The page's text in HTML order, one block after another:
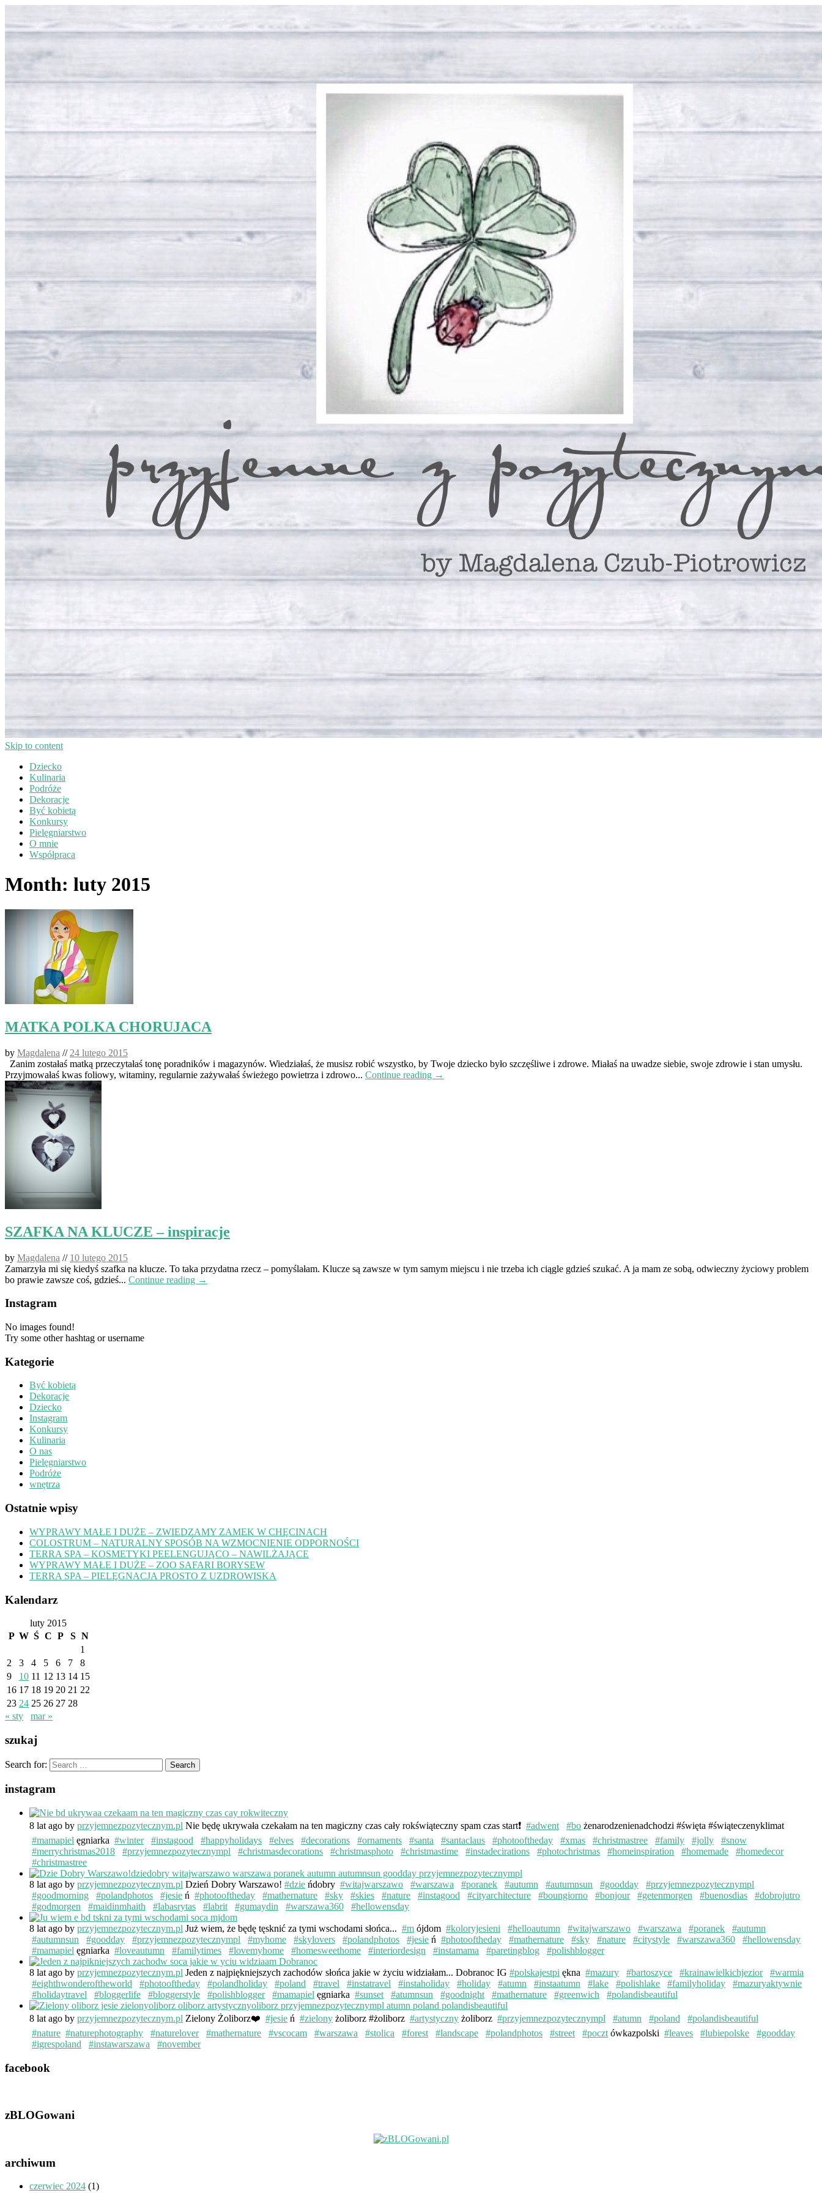
Skip to content
Dziecko
Kulinaria
Podróże
Dekoracje
Być kobietą
Konkursy
Pielęgniarstwo
O mnie
Współpraca
Month: luty 2015
MATKA POLKA CHORUJACA
by Magdalena // 24 lutego 2015
Zanim zostałaś matką przeczytałaś tonę poradników i magazynów. Wiedziałaś, że musisz robić wszystko, by Twoje dziecko było szczęśliwe i zdrowe. Miałaś na uwadze siebie, swoje zdrowie i stan umysłu.
Przyjmowałaś kwas foliowy, witaminy, regularnie zażywałaś świeżego powietrza i zdrowo... Continue reading →
SZAFKA NA KLUCZE – inspiracje
by Magdalena // 10 lutego 2015
Zamarzyła mi się kiedyś szafka na klucze. To taka przydatna rzecz – pomyślałam. Klucze są zawsze w tym samym miejscu i nie trzeba ich ciągle gdzieś szukać. A ja mam ze sobą, odwieczny życiowy problem
bo prawie zawsze coś, gdzieś... Continue reading →
Instagram
No images found!
Try some other hashtag or username
Kategorie
Być kobietą
Dekoracje
Dziecko
Instagram
Konkursy
Kulinaria
O nas
Pielęgniarstwo
Podróże
wnętrza
Ostatnie wpisy
WYPRAWY MAŁE I DUŻE – ZWIEDZAMY ZAMEK W CHĘCINACH
COLOSTRUM – NATURALNY SPOSÓB NA WZMOCNIENIE ODPORNOŚCI
TERRA SPA – KOSMETYKI PEELENGUJĄCO – NAWILŻAJĄCE
WYPRAWY MAŁE I DUŻE – ZOO SAFARI BORYSEW
TERRA SPA – PIELĘGNACJA PROSTO Z UZDROWISKA
Kalendarz
luty 2015
P W Ś C P S N
1
2
3 4 5 6 7
8
9
10 11 12 13 14 15
16 17 18 19 20 21 22
23 24 25 26 27 28
« sty
mar »
szukaj
Search for:
instagram
8 lat ago by przyjemnezpozytecznym.pl Nie będę ukrywała czekałam na ten magiczny czas cały rokświąteczny spam czas start❗️ #adwent #bo żenarodzenienadchodzi #święta #świąteczenyklimat
#mamapiel ęgniarka #winter #instagood #happyholidays #elves #decorations #ornaments #santa #santaclaus #photooftheday #xmas #christmastree #family #jolly
#snow
#merrychristmas2018
#przyjemnezpozytecznympl #christmasdecorations #christmasphoto #christmastime #instadecirations #photochristmas #homeinspiration #homemade
#homedecor
#christmastree
8 lat ago by przyjemnezpozytecznym.pl Dzień Dobry Warszawo! #dzie ńdobry #witajwarszawo #warszawa #poranek #autumn #autumnsun #goodday
#przyjemnezpozytecznympl
#goodmorning
#polandphotos #jesie ń #photooftheday #mathernature #sky #skies #nature #instagood #cityarchitecture #boungiorno #bonjour #getenmorgen #buenosdias
#dobrojutro
#godmorgen
#maidinmhaith #labasrytas #labrit #gumaydin #warszawa360 #hellowensday
8 lat ago by przyjemnezpozytecznym.pl Już wiem, że będę tęsknić za tymi wschodami słońca... #m ójdom #koloryjesieni #helloautumn #witajwarszawo #warszawa #poranek
#autumn
#autumnsun
#goodday #przyjemnezpozytecznympl #myhome #skylovers #polandphotos #jesie ń #photooftheday #mathernature #sky #nature #citystyle #warszawa360
#hellowensday
#mamapiel ęgniarka #loveautumn #familytimes #lovemyhome #homesweethome #interiordesign #instamama #paretingblog #polishblogger
8 lat ago by przyjemnezpozytecznym.pl Jeden z najpiękniejszych zachodów słońca jakie w życiu widziałam... Dobranoc IG #polskajestpi ękna #mazury #bartoszyce #krainawielkichjezior
#warmia
#eighthwonderoftheworld
#photooftheday #polandholiday #poland #travel #instatravel #instaholiday #holiday #atumn #instaatumn #lake #polishlake #familyholiday
#mazuryaktywnie
#holidaytravel
#bloggerlife #bloggerstyle #polishblogger #mamapiel ęgniarka #sunset #atumnsun #goodnight #mathernature #greenwich #polandisbeautiful
8 lat ago by przyjemnezpozytecznym.pl Zielony Żoliborz❤️ #jesie ń #zielony żoliborz #żoliborz #artystyczny żoliborz #przyjemnezpozytecznympl #atumn #poland
#polandisbeautiful
#nature #naturephotography #naturelover #mathernature #vscocam #warszawa #stolica #forest #landscape #polandphotos #street #poczt ówkazpolski #leaves #lubiepolske
#goodday
#igrespoland
#instawarszawa #november
facebook
zBLOGowani
archiwum
czerwiec 2024 (1)